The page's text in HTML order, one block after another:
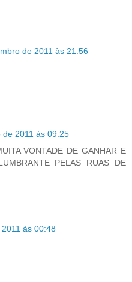
de 2011 às 21:56
de 2011 às 09:25
VONTADE DE GANHAR E
PELAS RUAS DE
às 00:48